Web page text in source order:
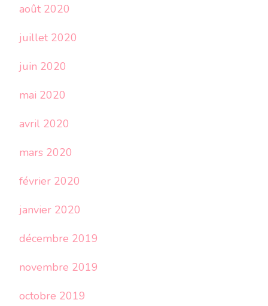
août 2020
juillet 2020
juin 2020
mai 2020
avril 2020
mars 2020
février 2020
janvier 2020
décembre 2019
novembre 2019
octobre 2019